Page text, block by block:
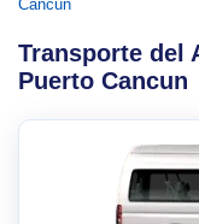
Cancún
Transporte del
Puerto Cancun